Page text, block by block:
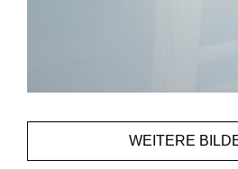
WEITERE